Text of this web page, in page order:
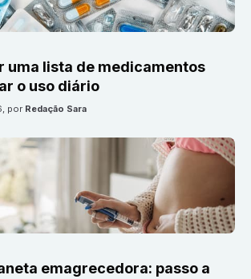
uma lista de medicamentos
o uso diário
, por Redação Sara
emagrecedora: passo a